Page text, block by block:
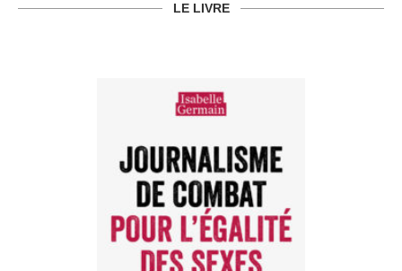
LE LIVRE